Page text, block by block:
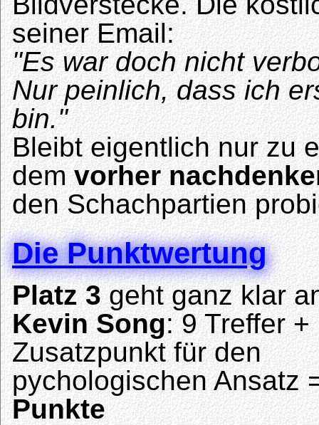
seiner Email:
"Es war doch nicht
Nur peinlich, dass ich
bin."
Bleibt eigentlich nur zu
demvorher
den Schachpartien
Die Punktwertung
Platz 3geht ganz klar
Kevin Song: 9 Treffer +
Zusatzpunkt für den
pychologischen Ansatz
Punkte